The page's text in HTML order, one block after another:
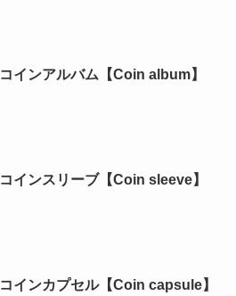
コインアルバム【Coin album】
コインスリーブ【Coin sleeve】
コインカプセル【Coin capsule】